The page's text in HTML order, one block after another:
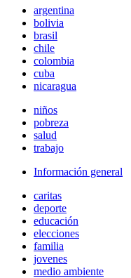
argentina
bolivia
brasil
chile
colombia
cuba
nicaragua
niños
pobreza
salud
trabajo
Información general
caritas
deporte
educación
elecciones
familia
jovenes
medio ambiente